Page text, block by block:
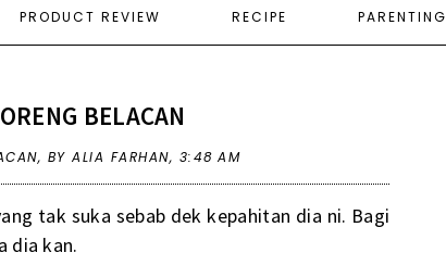
PRODUCT REVIEW RECIPE PARENTING
BELACAN
, BY ALIA FARHAN, 3:48 AM
tak suka sebab dek kepahitan dia ni. Bagi
dia kan.